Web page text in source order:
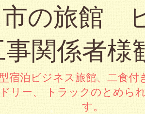
の旅館
関係者様
宿泊ビジネス旅館、二食
ー、 トラックのとめら
す。